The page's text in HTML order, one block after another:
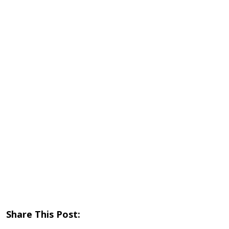
Share This Post: